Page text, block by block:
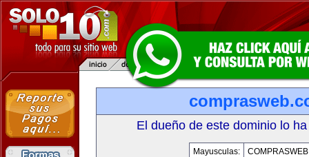
El dueño de este dominio lo
Mayusculas: